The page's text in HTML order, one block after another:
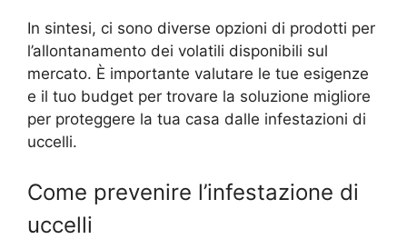
In sintesi, ci sono diverse opzioni di prodotti per
l’allontanamento dei volatili disponibili sul
mercato. È importante valutare le tue esigenze
e il tuo budget per trovare la soluzione migliore
per proteggere la tua casa dalle infestazioni di
uccelli.
Come prevenire l’infestazione di
uccelli